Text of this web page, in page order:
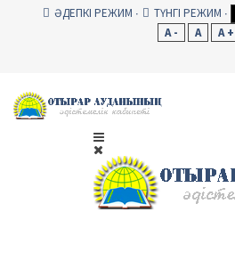
ӘДЕПКІ РЕЖИМ ТҮНГІ РЕЖИМ
A -
A
A +